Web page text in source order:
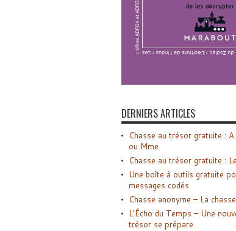
DERNIERS ARTICLES
Chasse au trésor gratuite :
ou Mme
Chasse au trésor gratuite :
Une boîte à outils gratuite
messages codés
Chasse anonyme – La
L’Écho du Temps – Une
trésor se prépare